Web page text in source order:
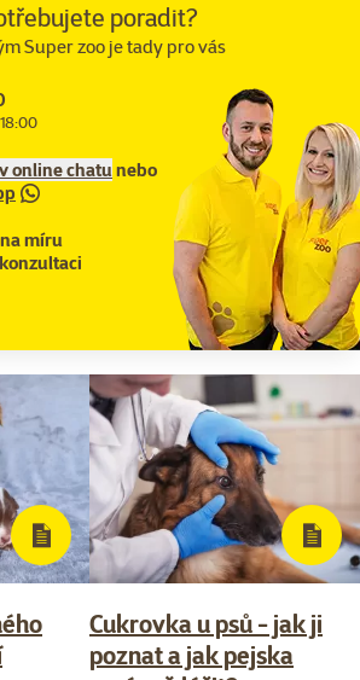
poradit?
Super zoo je tady pro vás
v online chatunebo
míru
Cukrovka u psů - jak ji
poznat a jak pejska